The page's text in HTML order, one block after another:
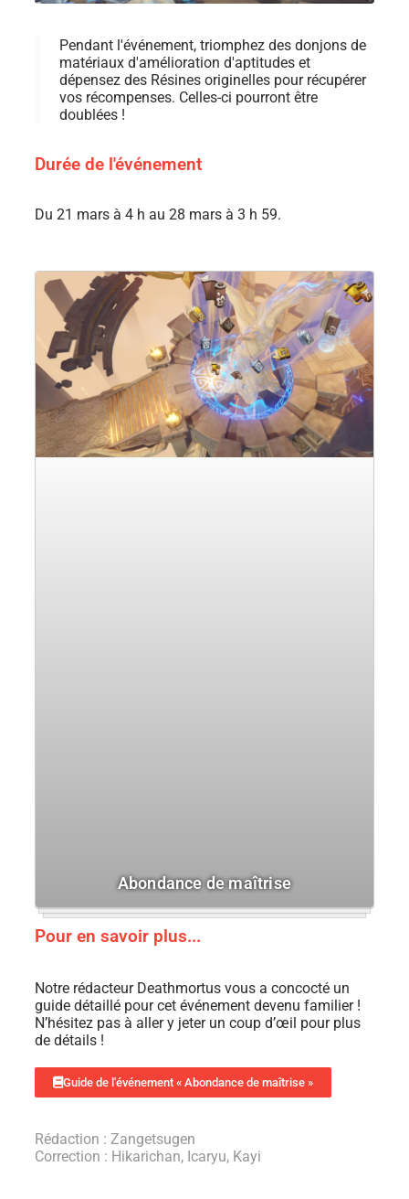
Pendant l'événement, triomphez des donjons de
matériaux d'amélioration d'aptitudes et
dépensez des Résines originelles pour récupérer
vos récompenses. Celles-ci pourront être
doublées !
Durée de l'événement
Du 21 mars à 4 h au 28 mars à 3 h 59.
Abondance de maîtrise
Pour en savoir plus...
Notre rédacteur Deathmortus vous a concocté un
guide détaillé pour cet événement devenu familier !
N’hésitez pas à aller y jeter un coup d’œil pour plus
de détails !
Guide de l'événement « Abondance de maîtrise »
Rédaction : Zangetsugen
Correction : Hikarichan, Icaryu, Kayi